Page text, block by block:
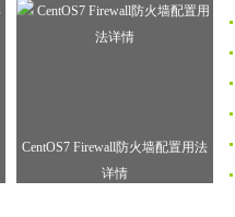
CentOS7 Firewall防火墙配置用法
详情